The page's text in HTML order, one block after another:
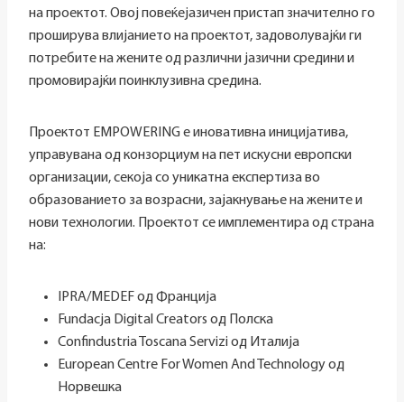
на проектот. Овој повеќејазичен пристап значително го
проширува влијанието на проектот, задоволувајќи ги
потребите на жените од различни јазични средини и
промовирајќи поинклузивна средина.
Проектот EMPOWERING е иновативна иницијатива,
управувана од конзорциум на пет искусни европски
организации, секоја со уникатна експертиза во
образованието за возрасни, зајакнување на жените и
нови технологии. Проектот се имплементира од страна
на:
IPRA/MEDEF од Франција
Fundacja Digital Creators од Полска
Confindustria Toscana Servizi од Италија
European Centre For Women And Technology од
Норвешка